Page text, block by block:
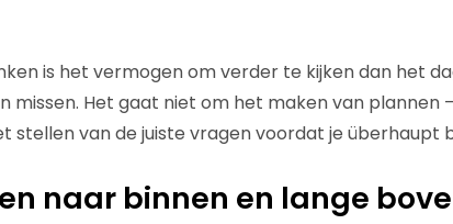
is het vermogen om verder te kijken dan het
missen. Het gaat niet om het maken van plannen
stellen van de juiste vragen voordat je überhaupt
naar binnen en lange